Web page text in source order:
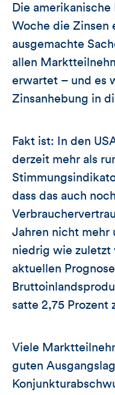
Die
Woche die Zinsen
ausgemachte
allen
erwartet – und es
Zinsanhebung in
Fakt ist: In den
derzeit mehr als
dass das auch
Jahren nicht mehr
niedrig wie zuletzt
aktuellen
satte 2,75 Prozent
Viele
guten